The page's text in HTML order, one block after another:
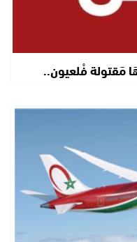
مَقتولة فْلعيون..